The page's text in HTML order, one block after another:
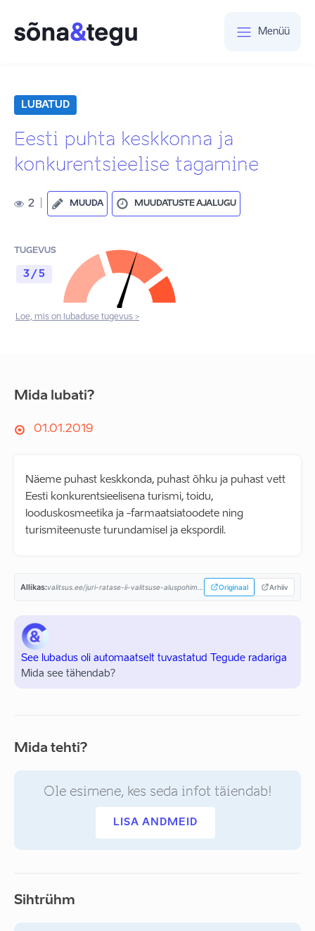
Menüü
LUBATUD
Eesti puhta keskkonna ja
konkurentsieelise tagamine
2 MUUDA MUUDATUSTE AJALUGU
TUGEVUS
3 / 5
Loe, mis on lubaduse tugevus >
Mida lubati?
01.01.2019
Näeme puhast keskkonda, puhast õhku ja puhast vett
Eesti konkurentsieelisena turismi, toidu,
looduskosmeetika ja -farmaatsiatoodete ning
turismiteenuste turundamisel ja ekspordil.
Allikas: Originaal Arhiiv
See lubadus oli automaatselt tuvastatud Tegude radariga
Mida see tähendab?
Mida tehti?
Ole esimene, kes seda infot täiendab!
LISA ANDMEID
Sihtrühm